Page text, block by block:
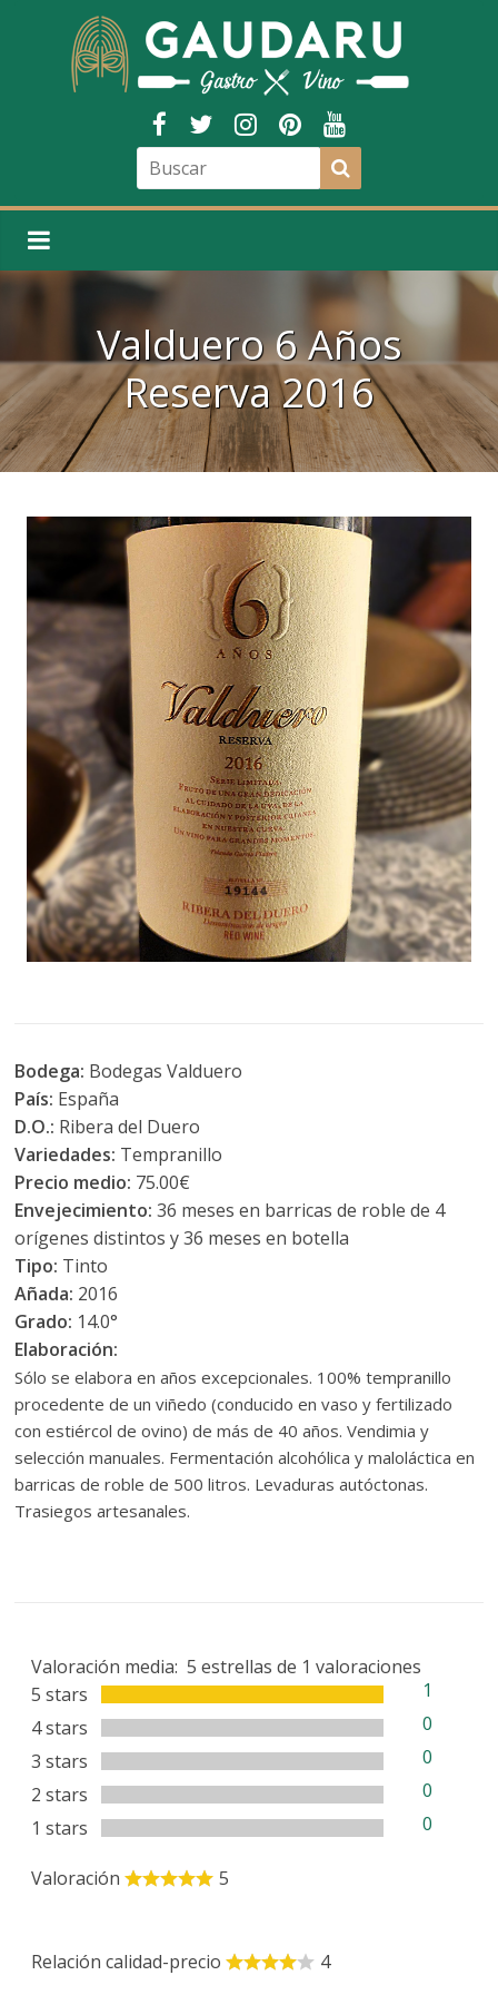
Valduero 6 Años
Reserva 2016
Bodega: Bodegas Valduero
País: España
D.O.: Ribera del Duero
Variedades: Tempranillo
Precio medio: 75.00€
Envejecimiento: 36 meses en barricas de roble de 4
orígenes distintos y 36 meses en botella
Tipo: Tinto
Añada: 2016
Grado: 14.0°
Elaboración:
Sólo se elabora en años excepcionales. 100% tempranillo
procedente de un viñedo (conducido en vaso y fertilizado
con estiércol de ovino) de más de 40 años. Vendimia y
selección manuales. Fermentación alcohólica y maloláctica en
barricas de roble de 500 litros. Levaduras autóctonas.
Trasiegos artesanales.
Valoración media:
5 stars
1
4 stars
0
3 stars
0
2 stars
0
1 stars
0
5 estrellas de 1 valoraciones
Valoración 5
Relación calidad-precio 4